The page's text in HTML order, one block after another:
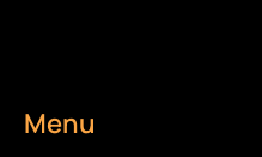
Menu